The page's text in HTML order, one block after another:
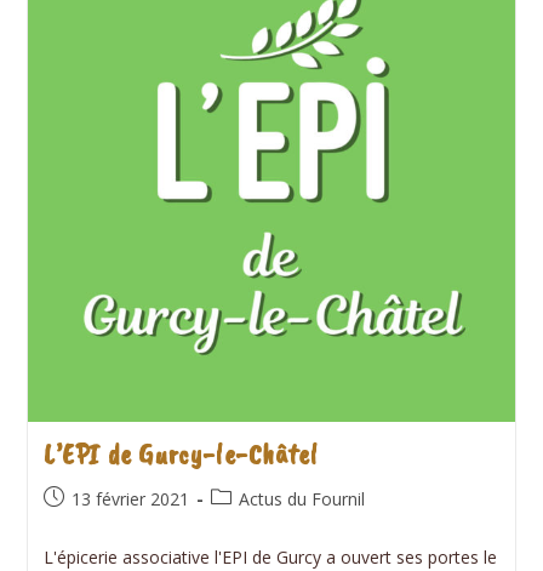
Remorque
L’EPI de Gurcy-le-Châtel
Publication
13 février 2021
PostActus du Fournil
L'épicerie associative l'EPI de Gurcy a ouvert ses portes le